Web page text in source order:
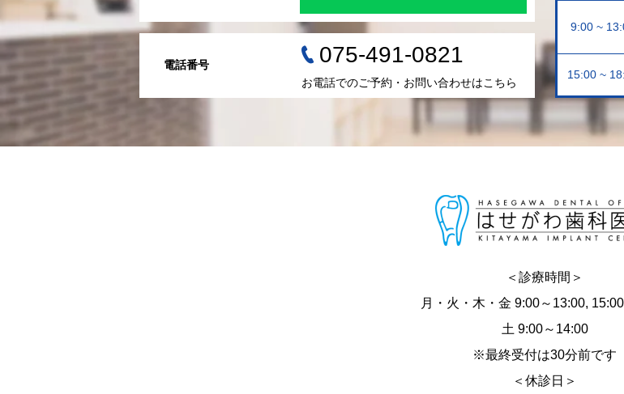
電話番号 075-491-0821
お電話でのご予約・お問い合わせはこちら
9:00 ~
15:00 ~
＜診療時間＞
月・火・木・金 9:00～13:00,
土 9:00～14:00
※最終受付は30分前です
＜休診日＞